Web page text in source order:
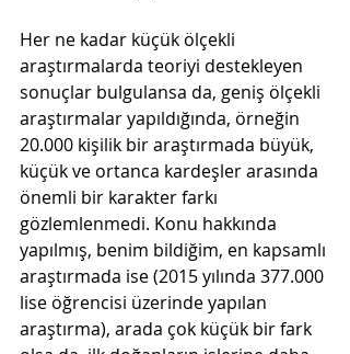
Her ne kadar küçük ölçekli
araştırmalarda teoriyi destekleyen
sonuçlar bulgulansa da, geniş ölçekli
araştırmalar yapıldığında, örneğin
20.000 kişilik bir araştırmada büyük,
küçük ve ortanca kardeşler arasında
önemli bir karakter farkı
gözlemlenmedi. Konu hakkında
yapılmış, benim bildiğim, en kapsamlı
araştırmada ise (2015 yılında 377.000
lise öğrencisi üzerinde yapılan
araştırma), arada çok küçük bir fark